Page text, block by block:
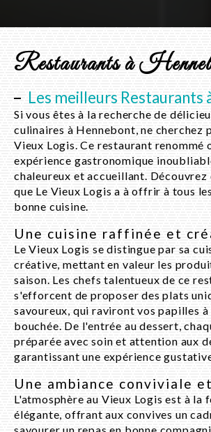
Restaurants à
Les meilleurs Restaurants
Si vous êtes à la recherche de
culinaires à Hennebont, ne cherchez
Vieux Logis. Ce restaurant renommé
expérience gastronomique
chaleureux et accueillant. Découvrez
que Le Vieux Logis a à offrir à tous
bonne cuisine.
Une cuisine raffinée et
Le Vieux Logis se distingue par sa
créative, mettant en valeur les
saison. Les chefs talentueux de ce
s'efforcent de proposer des plats
savoureux, qui raviront vos papilles à
bouchée. De l'entrée au dessert,
préparée avec soin et attention aux
garantissant une expérience
Une ambiance conviviale
L'atmosphère au Vieux Logis est à la
élégante, offrant aux convives un